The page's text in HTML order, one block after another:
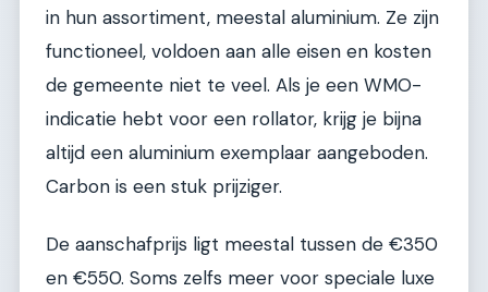
in hun assortiment, meestal aluminium. Ze zijn
functioneel, voldoen aan alle eisen en kosten
de gemeente niet te veel. Als je een WMO-
indicatie hebt voor een rollator, krijg je bijna
altijd een aluminium exemplaar aangeboden.
Carbon is een stuk prijziger.
De aanschafprijs ligt meestal tussen de €350
en €550. Soms zelfs meer voor speciale luxe